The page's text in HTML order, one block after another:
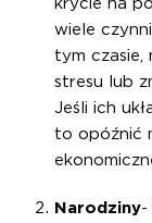
wiele
tym czasie,
stresu lub
Jeśli ich
to opóźnić
Narodziny-